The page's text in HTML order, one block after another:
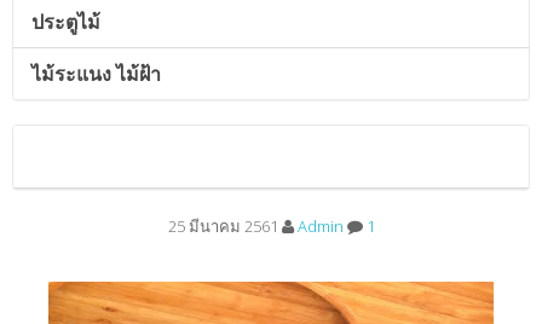
ประตูไม้
ไม้ระแนง ไม้ฝ้า
25 มีนาคม 2561 Admin 1